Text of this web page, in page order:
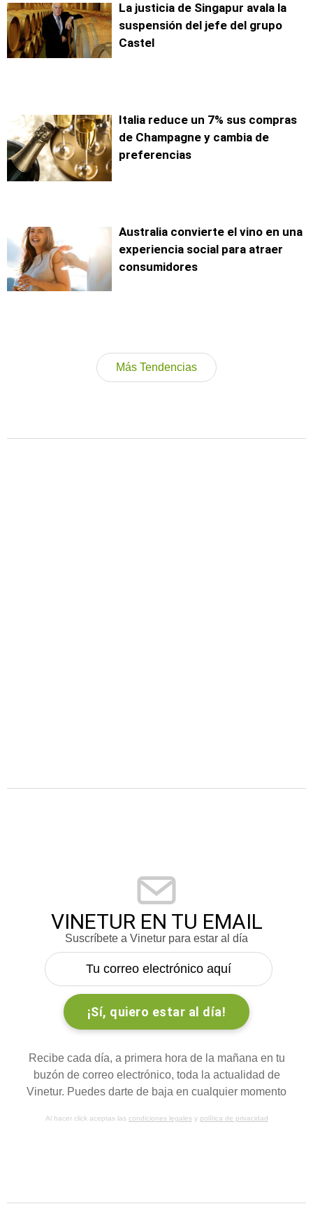
La justicia de Singapur avala la
suspensión del jefe del grupo
Castel
Italia reduce un 7% sus compras
de Champagne y cambia de
preferencias
Australia convierte el vino en una
experiencia social para atraer
consumidores
Más Tendencias
VINETUR EN TU EMAIL
Suscríbete a Vinetur para estar al día
Recibe cada día, a primera hora de la mañana en tu
buzón de correo electrónico, toda la actualidad de
Vinetur. Puedes darte de baja en cualquier momento
Al hacer click aceptas las condiciones legalesy política de privacidad